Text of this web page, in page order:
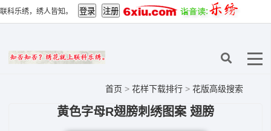
联科乐绣，绣人皆知。
首页 > 花样下载排行 > 花版高级搜索
黄色字母R翅膀刺绣图案 翅膀